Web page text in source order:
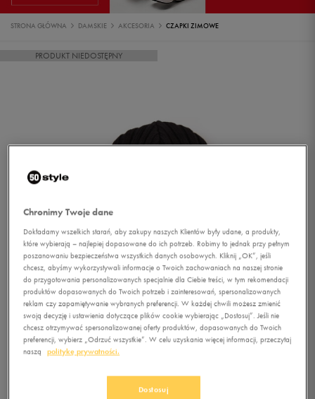
STRONA GŁÓWNA DAMSKIE AKCESORIA CZAPKI ZIMOWE
PRODUKT NIEDOSTĘPNY
Chronimy Twoje dane
Dokładamy wszelkich starań, aby zakupy naszych Klientów były udane, a produkty,
które wybierają – najlepiej dopasowane do ich potrzeb. Robimy to jednak przy pełnym
poszanowaniu bezpieczeństwa wszystkich danych osobowych. Kliknij „OK”, jeśli
chcesz, abyśmy wykorzystywali informacje o Twoich zachowaniach na naszej stronie
do przygotowania personalizowanych specjalnie dla Ciebie treści, w tym rekomendacji
produktów dopasowanych do Twoich potrzeb i zainteresowań, spersonalizowanych
reklam czy zapamiętywanie wybranych preferencji. W każdej chwili możesz zmienić
swoją decyzję i ustawienia dotyczące plików cookie wybierając „Dostosuj”. Jeśli nie
chcesz otrzymywać spersonalizowanej oferty produktów, dopasowanych do Twoich
preferencji, wybierz „Odrzuć wszystkie”. W celu uzyskania więcej informacji, przeczytaj
naszą
politykę prywatności.
Dostosuj